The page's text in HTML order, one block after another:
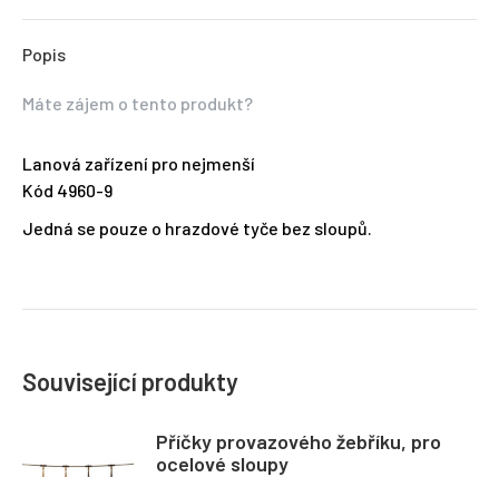
Popis
Máte zájem o tento produkt?
Lanová zařízení pro nejmenší
Kód 4960-9
Jedná se pouze o hrazdové tyče bez sloupů.
Související produkty
Příčky provazového žebříku, pro
ocelové sloupy